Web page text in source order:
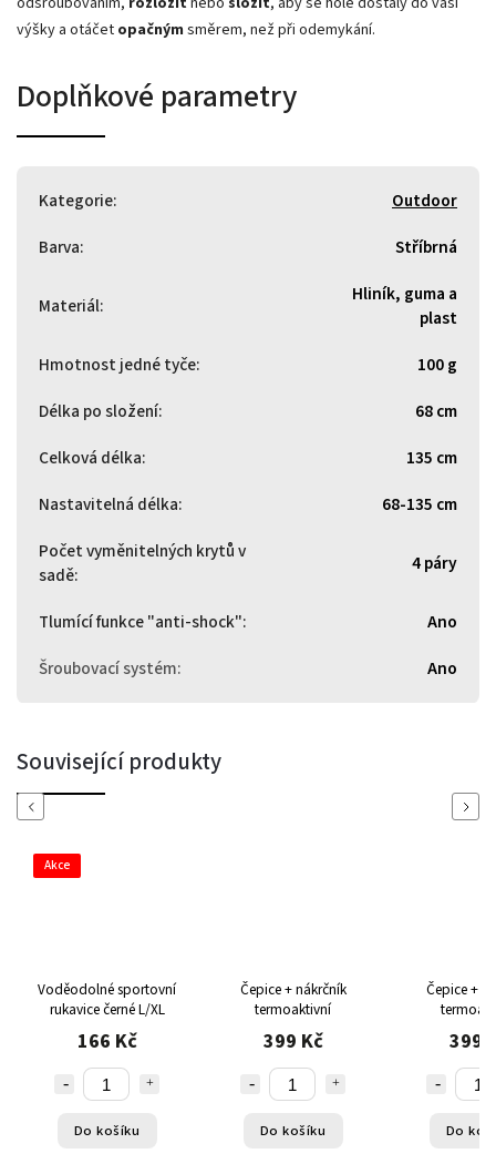
výšky a otáčet opačným směrem, než při odemykání.
Doplňkové parametry
Kategorie:
Outdoor
Barva: Stříbrná
Materiál:
Hliník, guma a
plast
Hmotnost jedné tyče:
100 g
Délka po složení:
68 cm
Celková délka:
135 cm
Nastavitelná délka:
68-135 cm
Počet vyměnitelných krytů v
sadě: 4 páry
Tlumící funkce "anti-shock":
Ano
Šroubovací systém: Ano
Související produkty
Previous
Akce
Voděodolné sportovní
rukavice černé L/XL
166 Kč
Do košíku
Čepice + nákrčník
termoaktivní
399 Kč
Do košíku
Čepice +
399
Do
Next